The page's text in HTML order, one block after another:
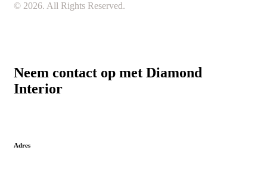
© 2026. All Rights Reserved.
Neem contact op met Diamond
Interior
Adres